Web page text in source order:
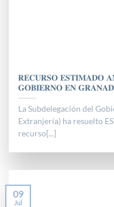
𝐑𝐄𝐂𝐔𝐑𝐒𝐎 𝐄𝐒𝐓𝐈𝐌𝐀𝐃𝐎
𝐆𝐎𝐁𝐈𝐄𝐑𝐍𝐎 𝐄𝐍
La Subdelegación del
Extranjería) ha resuelto
recurso[...]
09
Jul